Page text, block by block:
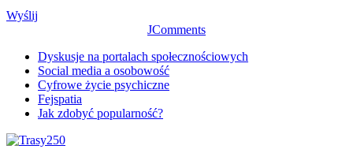
Wyślij
JComments
Dyskusje na portalach społecznościowych
Social media a osobowość
Cyfrowe życie psychiczne
Fejspatia
Jak zdobyć popularność?